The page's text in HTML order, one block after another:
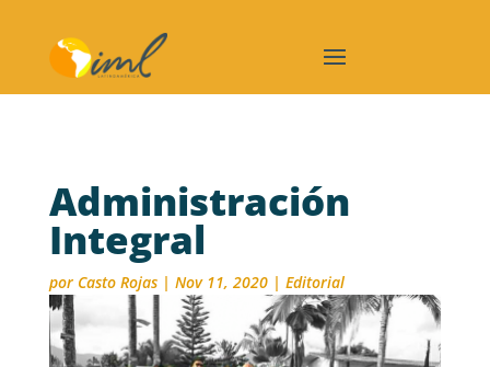
Administración
Integral
por Casto Rojas| Nov 11, 2020| Editorial